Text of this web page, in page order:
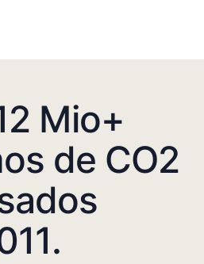
Mio+
de CO2